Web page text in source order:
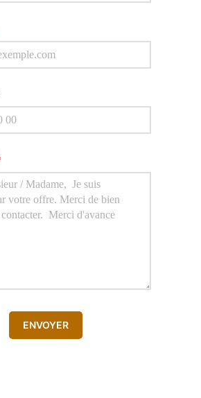
ENVOYER